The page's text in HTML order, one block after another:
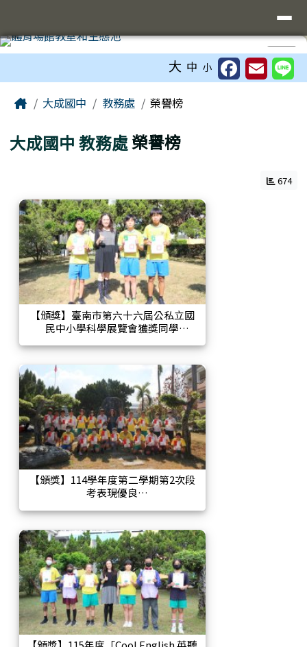
⏸
大 中 小
Home大成國中 教務處 榮譽榜
大成國中 教務處榮譽榜
674
【頒獎】臺南市第六十六屆公私立國
民中小學科學展覽會獲獎同學
【頒獎】114學年度第二學期第2次段
考表現優良